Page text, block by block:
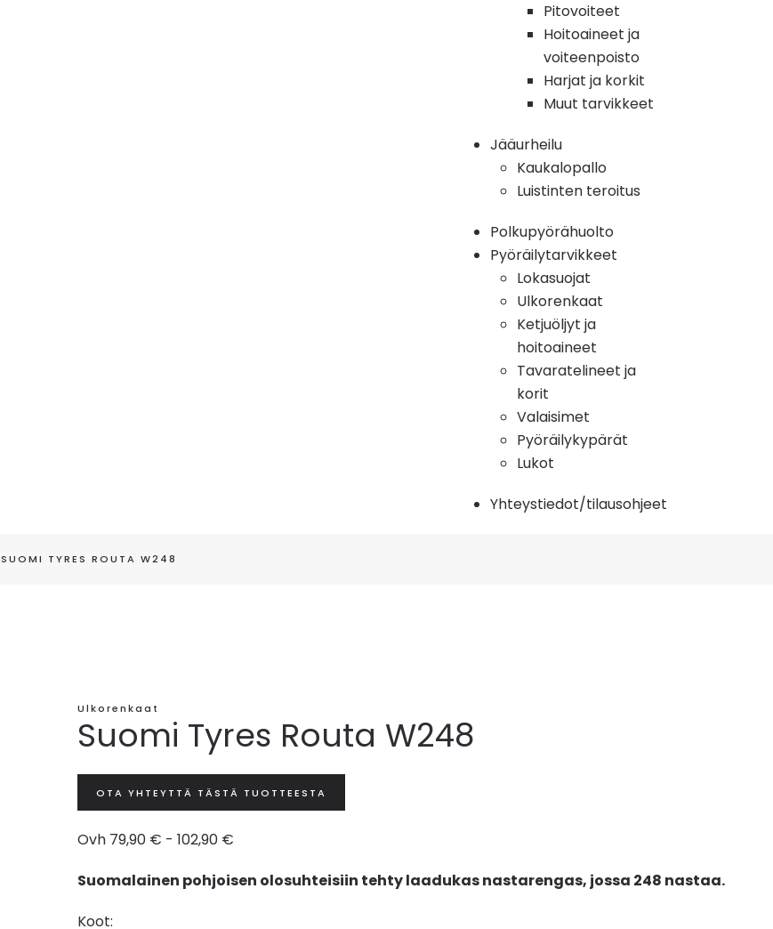
Pitovoiteet
Hoitoaineet ja
voiteenpoisto
Harjat ja korkit
Muut tarvikkeet
Jääurheilu
Kaukalopallo
Luistinten teroitus
Polkupyörähuolto
Pyöräilytarvikkeet
Lokasuojat
Ulkorenkaat
Ketjuöljyt ja
hoitoaineet
Tavaratelineet ja
korit
Valaisimet
Pyöräilykypärät
Lukot
Yhteystiedot/tilausohjeet
SUOMI TYRES ROUTA W248
Ulkorenkaat
Suomi Tyres Routa W248
OTA YHTEYTTÄ TÄSTÄ TUOTTEESTA
Ovh 79,90 € - 102,90 €
Suomalainen pohjoisen olosuhteisiin tehty laadukas nastarengas, jossa 248 nastaa.
Koot: